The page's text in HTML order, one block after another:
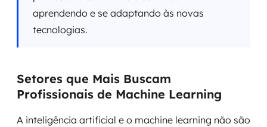
aprendendo e se adaptando às novas
tecnologias.
Setores que Mais Buscam
Profissionais de Machine Learning
A inteligência artificial e o machine learning não são